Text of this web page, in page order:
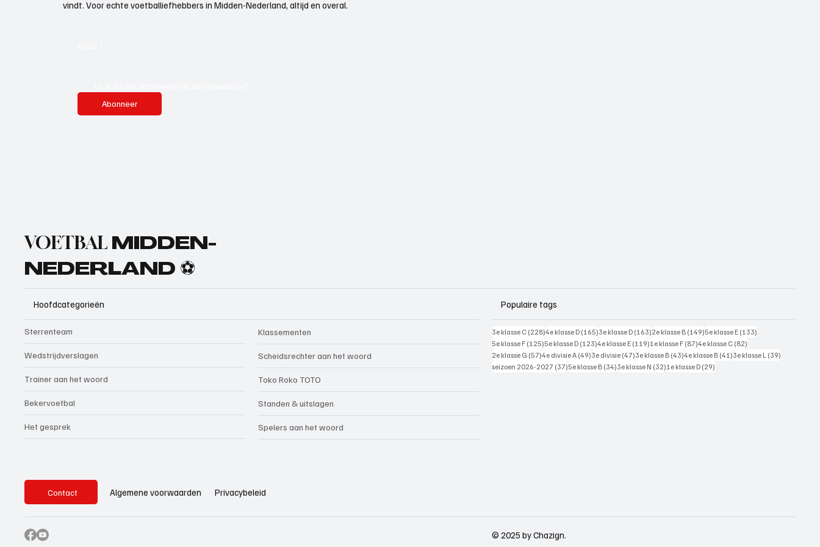
vindt. Voor echte voetballiefhebbers in Midden-Nederland, altijd en overal.
Abonneer
VOETBAL MIDDEN-
NEDERLAND ⚽
Hoofdcategorieën
Sterrenteam
Wedstrijdverslagen
Trainer aan het woord
Bekervoetbal
Het gesprek
Klassementen
Scheidsrechter aan het woord
Toko Roko TOTO
Standen & uitslagen
Spelers aan het woord
Populaire tags
3e klasse C (228)228 posts
4e klasse D (165)165 posts
3e klasse D (163)163 posts
2e klasse B (149)149 posts
5e klasse E (133)
5e klasse F (125)125 posts
5e klasse D (123)123 posts
4e klasse E (119)119 posts
1e klasse F (87)87 posts
4e klasse C (82)
2e klasse G (57)57 posts
4e divisie A (49)49 posts
3e divisie (47)47 posts
3e klasse B (43)43 posts
4e klasse B (41)41 posts
3e klasse L (39)
seizoen 2026-2027 (37)37 posts
5e klasse B (34)34 posts
3e klasse N (32)32 posts
1e klasse D (29)
Contact Algemene voorwaarden Privacybeleid
© 2025 by Chazign.